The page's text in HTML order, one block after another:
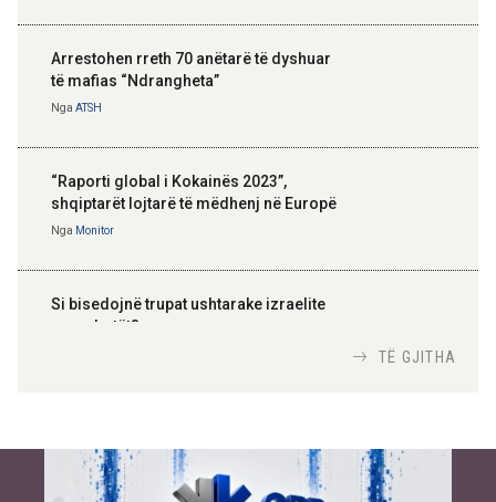
Arrestohen rreth 70 anëtarë të dyshuar
të mafias “Ndrangheta”
Nga ATSH
“Raporti global i Kokainës 2023”,
shqiptarët lojtarë të mëdhenj në Europë
Nga Monitor
Si bisedojnë trupat ushtarake izraelite
me robotët?
inteligjente izraelite
Or Shalom
TË GJITHA